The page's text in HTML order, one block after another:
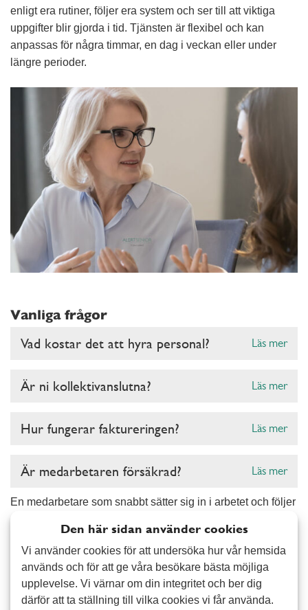
enligt era rutiner, följer era system och ser till att viktiga
uppgifter blir gjorda i tid. Tjänsten är flexibel och kan
anpassas för några timmar, en dag i veckan eller under
längre perioder.
Vanliga frågor
Vad kostar det att hyra personal? Läs mer
Är ni kollektivanslutna? Läs mer
Hur fungerar faktureringen? Läs mer
Är medarbetaren försäkrad? Läs mer
En medarbetare som snabbt sätter sig in i arbetet och följer
Senior får ni en flexibel resurs som kan börja direkt och
stötta ekonomiavdelningen.
När personal saknas på ekonomiavdelningen kan
arbetsbelastningen snabbt bli hög. Vi hjälper företag i alla
Den här sidan använder cookies
Vi använder cookies för att undersöka hur vår hemsida
används och för att ge våra besökare bästa möjliga
upplevelse. Vi värnar om din integritet och ber dig
därför att ta ställning till vilka cookies vi får använda.